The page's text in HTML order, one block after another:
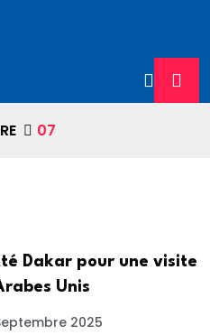
07
Dakar pour une visite
Unis
2025